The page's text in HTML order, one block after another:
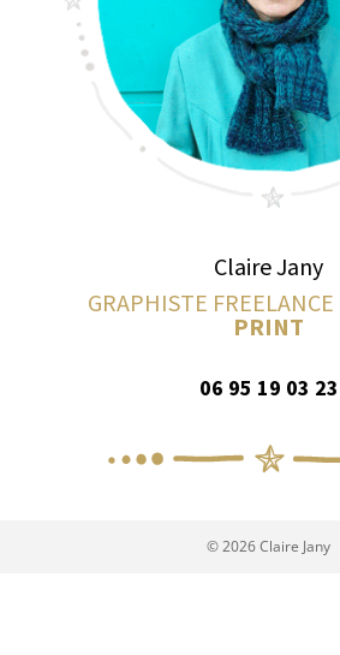
Claire Jany
GRAPHISTE FREELANCE
PRINT
06 95 19 03 23
© 2026 Claire Jany